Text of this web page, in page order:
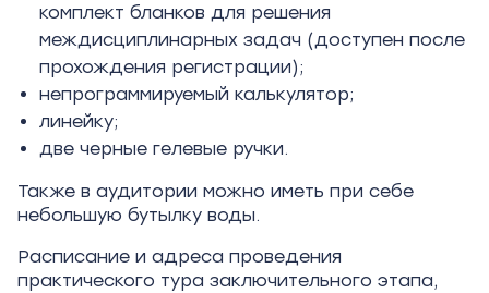
комплект бланков для решения
междисциплинарных задач (доступен после
прохождения регистрации);
непрограммируемый калькулятор;
линейку;
две черные гелевые ручки.
Также в аудитории можно иметь при себе
небольшую бутылку воды.
Расписание и адреса проведения
практического тура заключительного этапа,